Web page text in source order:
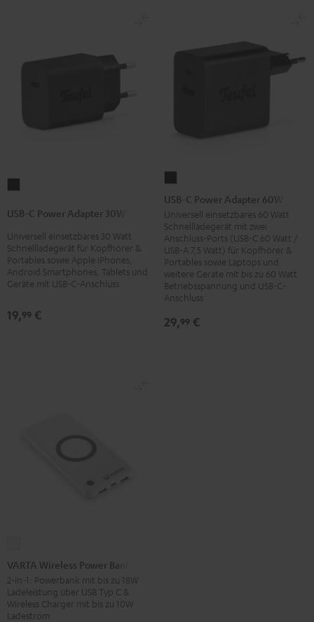
Power
Adapter
30W
Schwarz
USB-C Power Adapter 30W
Universell einsetzbares 30 Watt
Schnellladegerät für Kopfhörer &
Portables sowie Apple iPhones,
Android Smartphones, Tablets und
Geräte mit USB-C-Anschluss
19,99 €
C
Power
Adapter
60W
Schwarz
USB-C Power Adapter 60W
Universell einsetzbares 60 Watt
Schnellladegerät mit zwei
Anschluss-Ports (USB-C 60 Watt /
USB-A 7,5 Watt) für Kopfhörer &
Portables sowie Laptops und
weitere Geräte mit bis zu 60 Watt
Betriebsspannung und USB-C-
Anschluss
29,99 €
Wireless
Power
Bank
Weiß
VARTA Wireless Power Bank
2-in-1: Powerbank mit bis zu 18W
Ladeleistung über USB Typ C &
Wireless Charger mit bis zu 10W
Ladestrom